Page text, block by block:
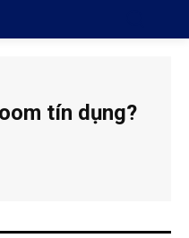
tín dụng?